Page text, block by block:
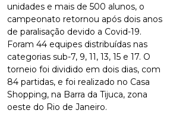
unidades e mais de 500 alunos, o
campeonato retornou após dois anos
de paralisação devido a Covid-19.
Foram 44 equipes distribuídas nas
categorias sub-7, 9, 11, 13, 15 e 17. O
torneio foi dividido em dois dias, com
84 partidas, e foi realizado no Casa
Shopping, na Barra da Tijuca, zona
oeste do Rio de Janeiro.